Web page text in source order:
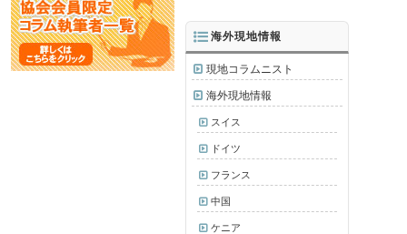
海外現地情報
現地コラムニスト
海外現地情報
スイス
ドイツ
フランス
中国
ケニア